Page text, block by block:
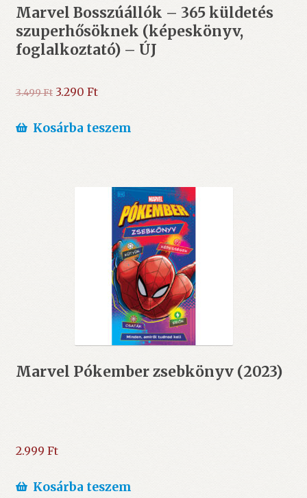
Marvel Bosszúállók – 365 küldetés
szuperhősöknek (képeskönyv,
foglalkoztató) – ÚJ
3.499Ft Original
was:
3.290 FtCurrent
is:
Kosárba teszem
Marvel Pókember zsebkönyv (2023)
2.999 Ft
Kosárba teszem